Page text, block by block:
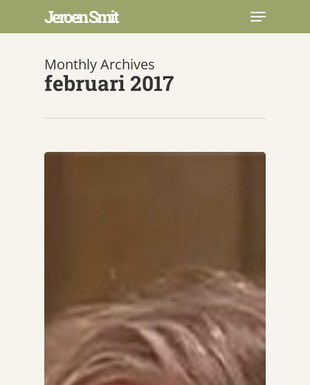
main
Jeroen Smit Menu
Monthly Archives
februari 2017